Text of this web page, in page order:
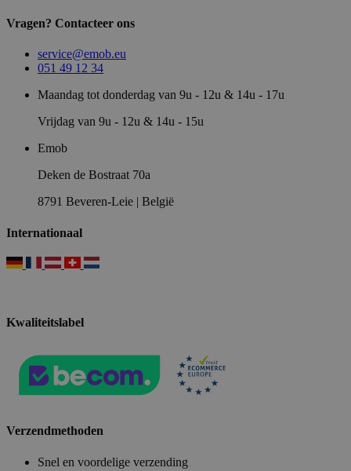
Vragen? Contacteer ons
service@emob.eu
051 49 12 34
Maandag tot donderdag van 9u - 12u & 14u - 17u
Vrijdag van 9u - 12u & 14u - 15u
Emob
Deken de Bostraat 70a
8791 Beveren-Leie | België
Internationaal
Kwaliteitslabel
Verzendmethoden
Snel en voordelige verzending